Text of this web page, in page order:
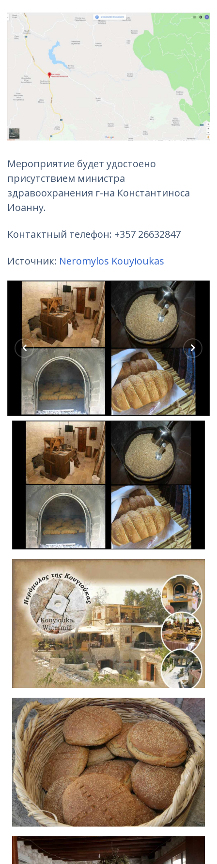
Мероприятие будет удостоено
присутствием министра
здравоохранения г-на Константиноса
Иоанну.
Контактный телефон: +357 26632847
Источник: Neromylos Kouyioukas